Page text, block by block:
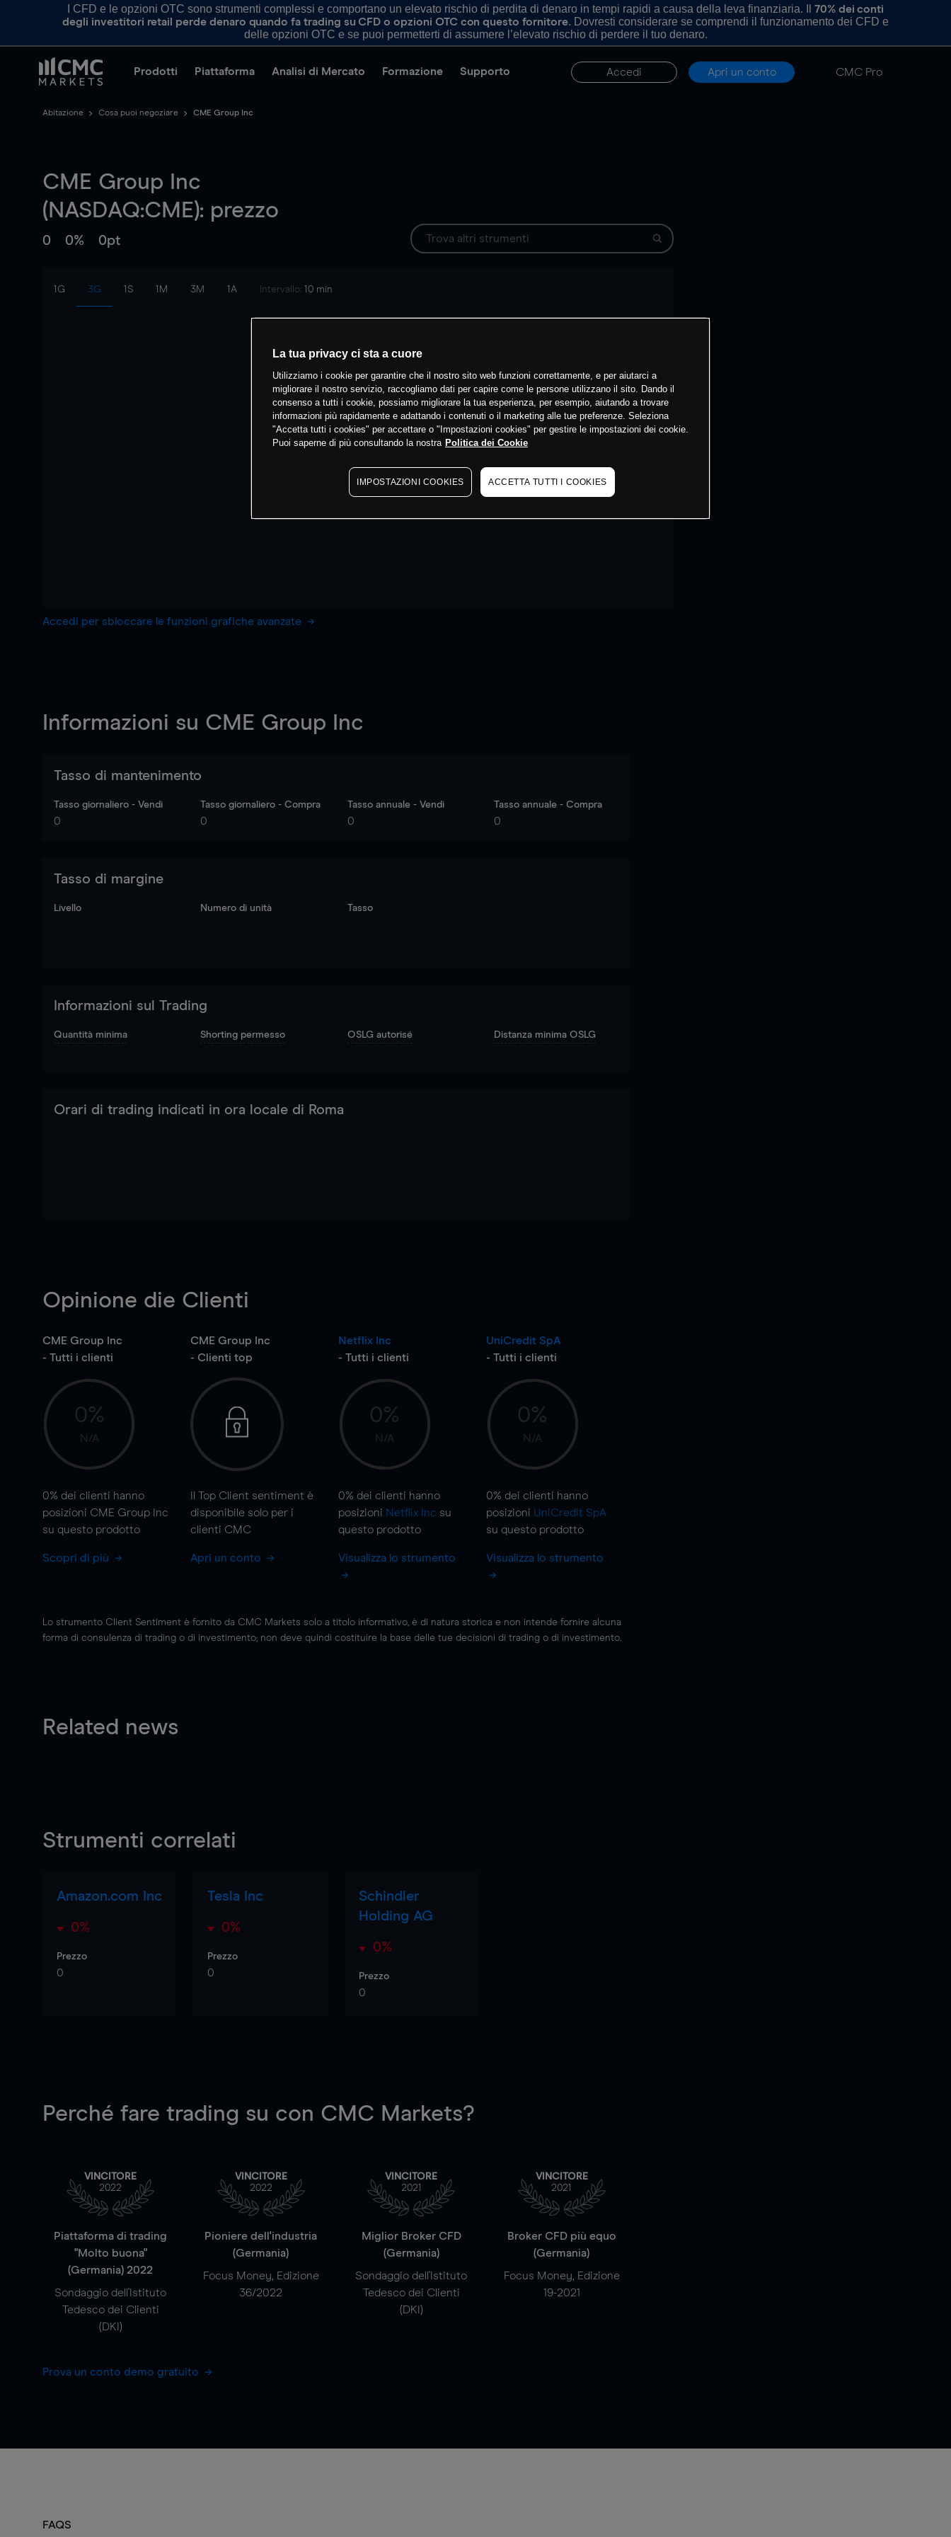
I CFD e le opzioni OTC sono strumenti complessi e comportano un elevato rischio di perdita di denaro in tempi rapidi a causa della leva finanziaria. Il 70% dei conti
degli investitori retail perde denaro quando fa trading su CFD o opzioni OTC con questo fornitore. Dovresti considerare se comprendi il funzionamento dei CFD e
delle opzioni OTC e se puoi permetterti di assumere l’elevato rischio di perdere il tuo denaro.
Prodotti Piattaforma Analisi di Mercato Formazione Supporto Accedi Apri un conto CMC Pro
Abitazione Cosa puoi negoziare CME Group Inc
CME Group Inc
(NASDAQ:CME): prezzo
0 0% 0pt
1G 3G 1S 1M 3M 1A Intervallo: 10 min
Accedi per sbloccare le funzioni grafiche avanzate
Informazioni su CME Group Inc
Tasso di mantenimento
Tasso giornaliero - Vendi
0
Tasso giornaliero - Compra
0
Tasso annuale - Vendi
0
Tasso annuale - Compra
0
Tasso di margine
Livello Numero di unità Tasso
Informazioni sul Trading
Quantità minima Shorting permesso OSLG autorisé Distanza minima OSLG
Orari di trading indicati in ora locale di Roma
Opinione die Clienti
CME Group Inc
- Tutti i clienti
0%
N/A
0% dei clienti hanno
posizioni CME Group Inc
su questo prodotto
Scopri di più
CME Group Inc
- Clienti top
Il Top Client sentiment è
disponibile solo per i
clienti CMC
Apri un conto
Netflix Inc
- Tutti i clienti
0%
N/A
0% dei clienti hanno
posizioni Netflix Inc su
questo prodotto
Visualizza lo strumento
UniCredit SpA
- Tutti i clienti
0%
N/A
0% dei clienti hanno
posizioni UniCredit SpA
su questo prodotto
Visualizza lo strumento
Lo strumento Client Sentiment è fornito da CMC Markets solo a titolo informativo, è di natura storica e non intende fornire alcuna
forma di consulenza di trading o di investimento; non deve quindi costituire la base delle tue decisioni di trading o di investimento.
Related news
Strumenti correlati
Amazon.com Inc
0%
Prezzo
0
Tesla Inc
0%
Prezzo
0
Schindler
Holding AG
0%
Prezzo
0
Perché fare trading su con CMC Markets?
VINCITORE
2022
Piattaforma di trading
"Molto buona"
(Germania) 2022
Sondaggio dell'Istituto
Tedesco dei Clienti
(DKI)
VINCITORE
2022
Pioniere dell'industria
(Germania)
Focus Money, Edizione
36/2022
VINCITORE
2021
Miglior Broker CFD
(Germania)
Sondaggio dell'Istituto
Tedesco dei Clienti
(DKI)
VINCITORE
2021
Broker CFD più equo
(Germania)
Focus Money, Edizione
19-2021
Prova un conto demo gratuito
FAQS
La tua privacy ci sta a cuore
Utilizziamo i cookie per garantire che il nostro sito web funzioni correttamente, e per aiutarci a
migliorare il nostro servizio, raccogliamo dati per capire come le persone utilizzano il sito. Dando il
consenso a tutti i cookie, possiamo migliorare la tua esperienza, per esempio, aiutando a trovare
informazioni più rapidamente e adattando i contenuti o il marketing alle tue preferenze. Seleziona
"Accetta tutti i cookies" per accettare o "Impostazioni cookies" per gestire le impostazioni dei cookie.
Puoi saperne di più consultando la nostra Politica dei Cookie
IMPOSTAZIONI COOKIES ACCETTA TUTTI I COOKIES